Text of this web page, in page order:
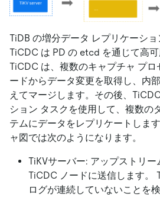
TiDB の増分データ レプリケーショ
TiCDC は PD の etcd を通じて高可
TiCDC は、複数のキャプチャ プロ
ードからデータ変更を取得し、内
えてマージします。その後、
ション タスクを使用して、複数の
テムにデータをレプリケートしま
ャ図では次のようになります。
TiKVサーバー: アップストリ
TiCDC ノードに送信します。
ログが連続していないことを